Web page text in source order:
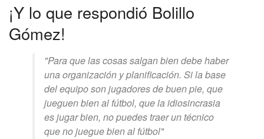
¡Y lo que respondió Bolillo
Gómez!
"Para que las cosas salgan bien debe haber
una organización y planificación. Si la base
del equipo son jugadores de buen pie, que
jueguen bien al fútbol, que la idiosincrasia
es jugar bien, no puedes traer un técnico
que no juegue bien al fútbol"